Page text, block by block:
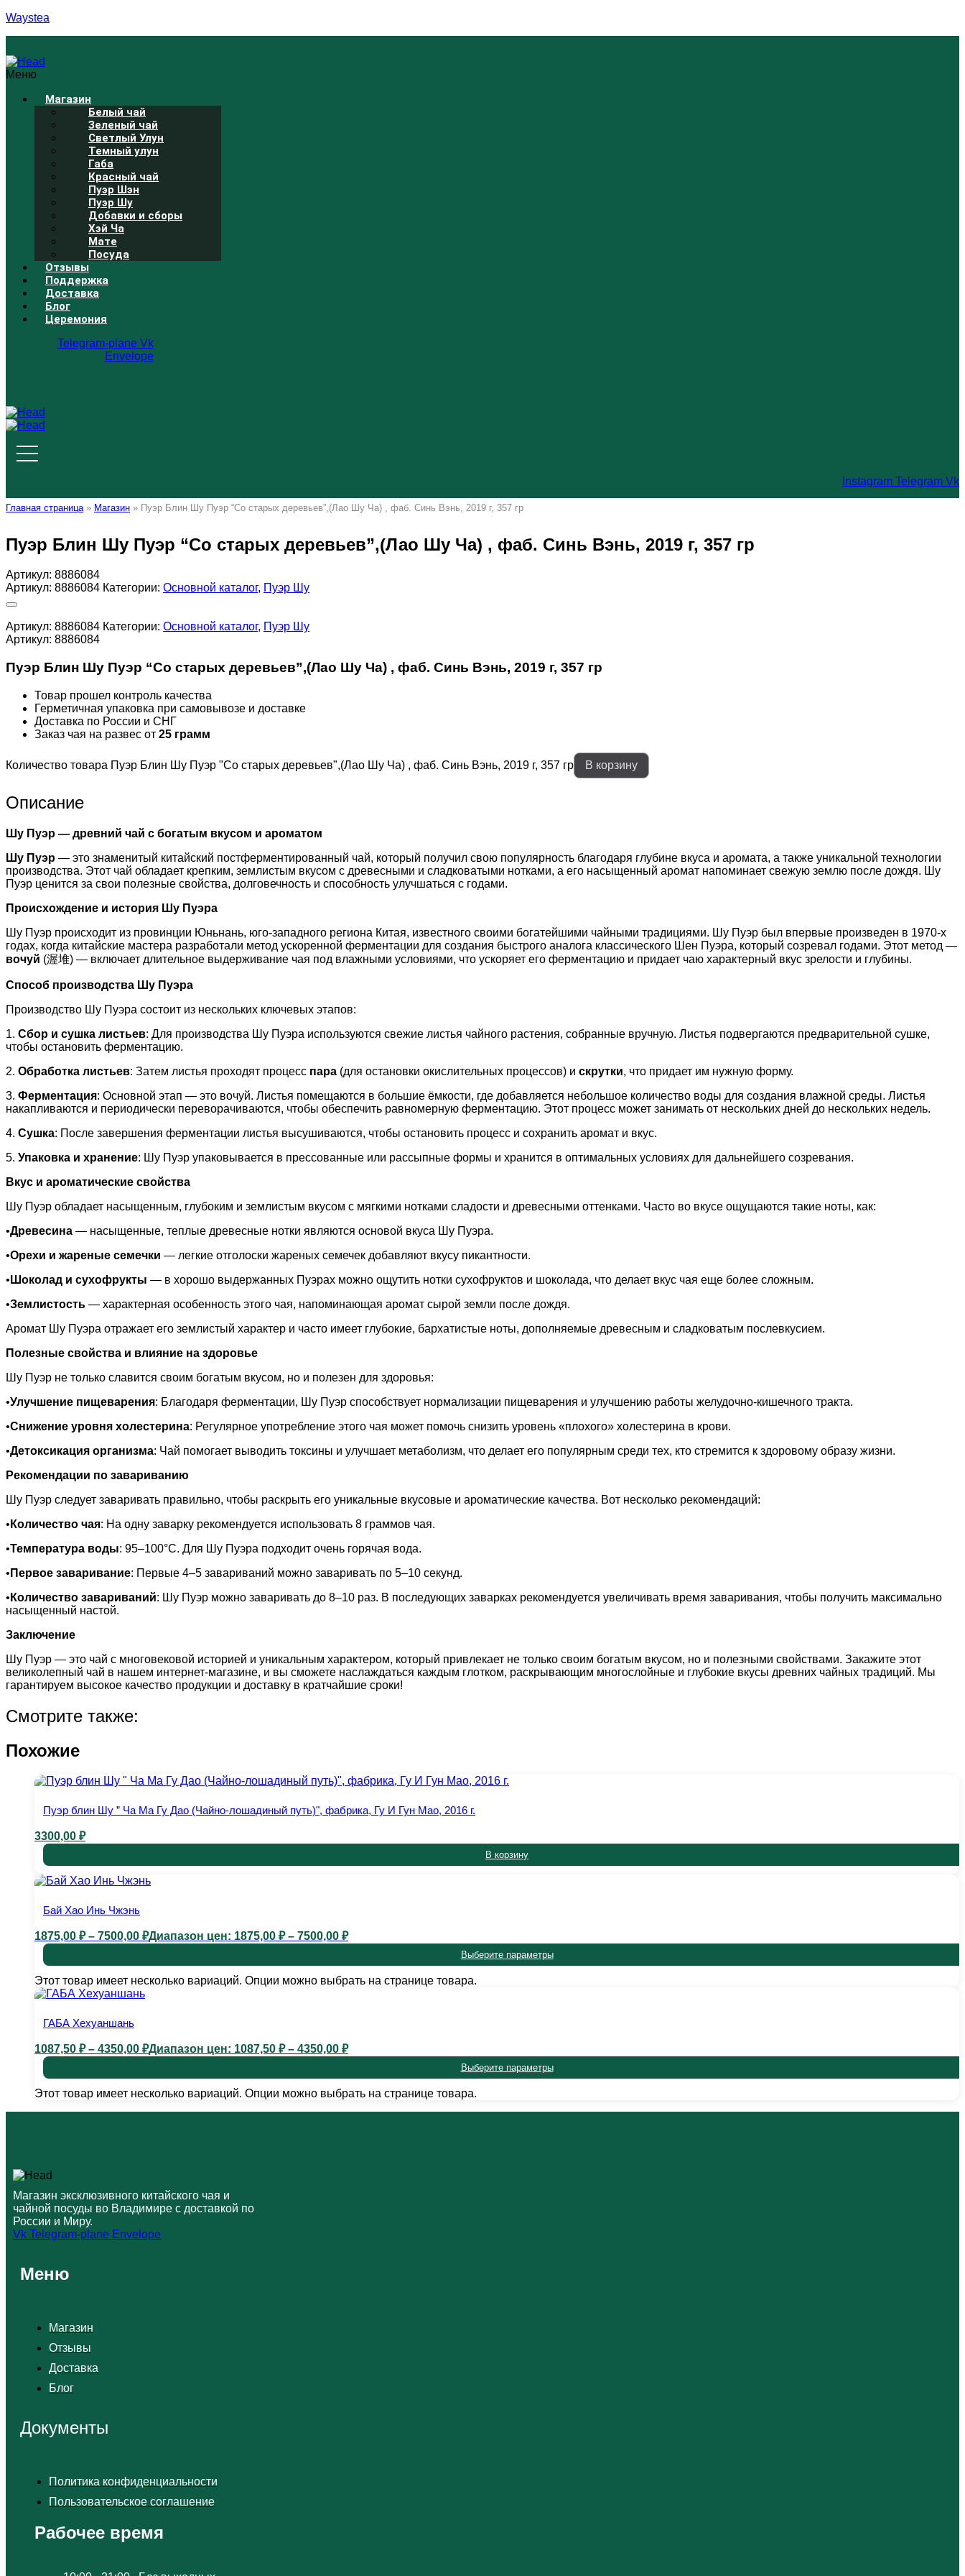
Waystea
Меню
Магазин
Белый чай
Зеленый чай
Светлый Улун
Темный улун
Габа
Красный чай
Пуэр Шэн
Пуэр Шу
Добавки и сборы
Хэй Ча
Мате
Посуда
Отзывы
Поддержка
Доставка
Блог
Церемония
Telegram-plane Vk
Envelope
Instagram Telegram Vk
Главная страница » Магазин » Пуэр Блин Шу Пуэр “Со старых деревьев”,(Лао Шу Ча) , фаб. Синь Вэнь, 2019 г, 357 гр
Пуэр Блин Шу Пуэр “Со старых деревьев”,(Лао Шу Ча) , фаб. Синь Вэнь, 2019 г, 357 гр
Артикул: 8886084
Артикул: 8886084 Категории: Основной каталог, Пуэр Шу
Артикул: 8886084 Категории: Основной каталог, Пуэр Шу
Артикул: 8886084
Пуэр Блин Шу Пуэр “Со старых деревьев”,(Лао Шу Ча) , фаб. Синь Вэнь, 2019 г, 357 гр
Товар прошел контроль качества
Герметичная упаковка при самовывозе и доставке
Доставка по России и СНГ
Заказ чая на развес от 25 грамм
Количество товара Пуэр Блин Шу Пуэр "Со старых деревьев",(Лао Шу Ча) , фаб. Синь Вэнь, 2019 г, 357 гр В корзину
Описание
Шу Пуэр — древний чай с богатым вкусом и ароматом
Шу Пуэр — это знаменитый китайский постферментированный чай, который получил свою популярность благодаря глубине вкуса и аромата, а также уникальной технологии
производства. Этот чай обладает крепким, землистым вкусом с древесными и сладковатыми нотками, а его насыщенный аромат напоминает свежую землю после дождя. Шу
Пуэр ценится за свои полезные свойства, долговечность и способность улучшаться с годами.
Происхождение и история Шу Пуэра
Шу Пуэр происходит из провинции Юньнань, юго-западного региона Китая, известного своими богатейшими чайными традициями. Шу Пуэр был впервые произведен в 1970-х
годах, когда китайские мастера разработали метод ускоренной ферментации для создания быстрого аналога классического Шен Пуэра, который созревал годами. Этот метод —
вочуй (渥堆) — включает длительное выдерживание чая под влажными условиями, что ускоряет его ферментацию и придает чаю характерный вкус зрелости и глубины.
Способ производства Шу Пуэра
Производство Шу Пуэра состоит из нескольких ключевых этапов:
1. Сбор и сушка листьев: Для производства Шу Пуэра используются свежие листья чайного растения, собранные вручную. Листья подвергаются предварительной сушке,
чтобы остановить ферментацию.
2. Обработка листьев: Затем листья проходят процесс пара (для остановки окислительных процессов) и скрутки, что придает им нужную форму.
3. Ферментация: Основной этап — это вочуй. Листья помещаются в большие ёмкости, где добавляется небольшое количество воды для создания влажной среды. Листья
накапливаются и периодически переворачиваются, чтобы обеспечить равномерную ферментацию. Этот процесс может занимать от нескольких дней до нескольких недель.
4. Сушка: После завершения ферментации листья высушиваются, чтобы остановить процесс и сохранить аромат и вкус.
5. Упаковка и хранение: Шу Пуэр упаковывается в прессованные или рассыпные формы и хранится в оптимальных условиях для дальнейшего созревания.
Вкус и ароматические свойства
Шу Пуэр обладает насыщенным, глубоким и землистым вкусом с мягкими нотками сладости и древесными оттенками. Часто во вкусе ощущаются такие ноты, как:
•Древесина — насыщенные, теплые древесные нотки являются основой вкуса Шу Пуэра.
•Орехи и жареные семечки — легкие отголоски жареных семечек добавляют вкусу пикантности.
• Шоколад и сухофрукты — в хорошо выдержанных Пуэрах можно ощутить нотки сухофруктов и шоколада, что делает вкус чая еще более сложным.
•Землистость — характерная особенность этого чая, напоминающая аромат сырой земли после дождя.
Аромат Шу Пуэра отражает его землистый характер и часто имеет глубокие, бархатистые ноты, дополняемые древесным и сладковатым послевкусием.
Полезные свойства и влияние на здоровье
Шу Пуэр не только славится своим богатым вкусом, но и полезен для здоровья:
•Улучшение пищеварения: Благодаря ферментации, Шу Пуэр способствует нормализации пищеварения и улучшению работы желудочно-кишечного тракта.
•Снижение уровня холестерина: Регулярное употребление этого чая может помочь снизить уровень «плохого» холестерина в крови.
•Детоксикация организма: Чай помогает выводить токсины и улучшает метаболизм, что делает его популярным среди тех, кто стремится к здоровому образу жизни.
Рекомендации по завариванию
Шу Пуэр следует заваривать правильно, чтобы раскрыть его уникальные вкусовые и ароматические качества. Вот несколько рекомендаций:
• Количество чая: На одну заварку рекомендуется использовать 8 граммов чая.
•Температура воды: 95–100°C. Для Шу Пуэра подходит очень горячая вода.
• Первое заваривание: Первые 4–5 завариваний можно заваривать по 5–10 секунд.
• Количество завариваний: Шу Пуэр можно заваривать до 8–10 раз. В последующих заварках рекомендуется увеличивать время заваривания, чтобы получить максимально
насыщенный настой.
Заключение
Шу Пуэр — это чай с многовековой историей и уникальным характером, который привлекает не только своим богатым вкусом, но и полезными свойствами. Закажите этот
великолепный чай в нашем интернет-магазине, и вы сможете наслаждаться каждым глотком, раскрывающим многослойные и глубокие вкусы древних чайных традиций. Мы
гарантируем высокое качество продукции и доставку в кратчайшие сроки!
Смотрите также:
Похожие
Пуэр блин Шу ” Ча Ма Гу Дао (Чайно-лошадиный путь)ʺ, фабрика, Гу И Гун Мао, 2016 г.
3300,00 ₽
В корзину
Бай Хао Инь Чжэнь
1875,00 ₽ – 7500,00 ₽Диапазон цен: 1875,00 ₽ – 7500,00 ₽
Выберите параметры
Этот товар имеет несколько вариаций. Опции можно выбрать на странице товара.
ГАБА Хехуаншань
1087,50 ₽ – 4350,00 ₽Диапазон цен: 1087,50 ₽ – 4350,00 ₽
Выберите параметры
Этот товар имеет несколько вариаций. Опции можно выбрать на странице товара.
Магазин эксклюзивного китайского чая и
чайной посуды во Владимире с доставкой по
России и Миру.
Vk Telegram-plane Envelope
Меню
Магазин
Отзывы
Доставка
Блог
Документы
Политика конфиденциальности
Пользовательское соглашение
Рабочее время